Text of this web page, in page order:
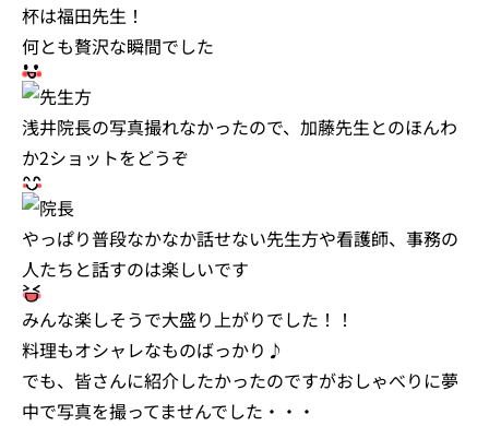
杯は福田先生！
何とも贅沢な瞬間でした
浅井院長の写真撮れなかったので、加藤先生とのほんわ
か2ショットをどうぞ
やっぱり普段なかなか話せない先生方や看護師、事務の
人たちと話すのは楽しいです
みんな楽しそうで大盛り上がりでした！！
料理もオシャレなものばっかり♪
でも、皆さんに紹介したかったのですがおしゃべりに夢
中で写真を撮ってませんでした・・・